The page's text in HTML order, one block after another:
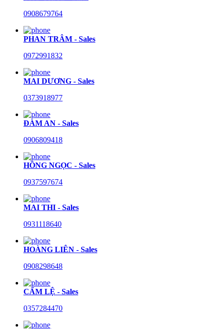
0908679764
PHAN TRÂM - Sales
0972991832
MAI DƯƠNG - Sales
0373918977
ĐÀM AN - Sales
0906809418
HỒNG NGỌC - Sales
0937597674
MAI THI - Sales
0931118640
HOÀNG LIÊN - Sales
0908298648
CẨM LỆ - Sales
0357284470